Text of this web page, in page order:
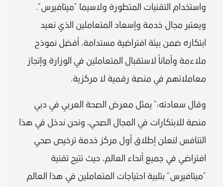
واستخدام التقنيات المتطورة ولاسيما "ميتافيرس".
ويعتبر مجال خدمة وإسعاد المتعاملين الذي نعيد
ابتكاره ضمن بيئة افتراضية مستدامة، أفضل نموذج
ملاءمة وأماناً لاستقبال المتعاملين في الوزارة وإنجاز
معاملاتهم في منصة رقمية لا مركزية.
وقال سعادته:" يمثل معرض الصحة العربي في دبي
منصة للابتكارات في المجال الصحي، ونحن ندخل في هذا
التنافس لنعلن إطلاق أول مركز خدمة ترخيص صحي
افتراضي في جميع أنحاء العالم، حيث تتيح تقنية
"ميتافيرس" بتلبية احتياجات المتعاملين في هذا العالم